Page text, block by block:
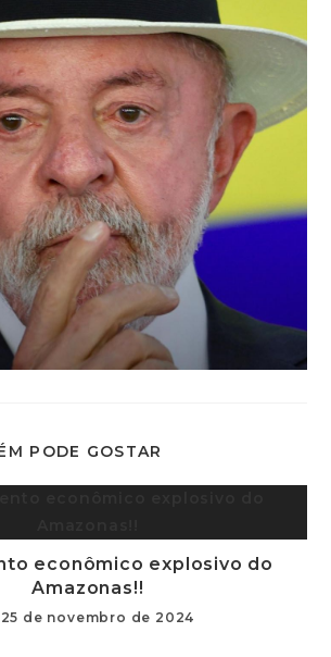
PODE GOSTAR
econômico explosivo do
Amazonas!!
25 de novembro de 2024